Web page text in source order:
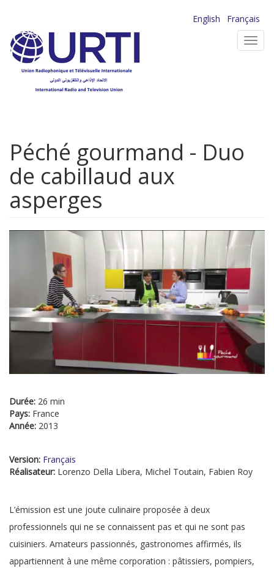
contenu
principal
English
Français
Péché gourmand - Duo
de cabillaud aux
asperges
Durée: 26 min
Pays: France
Année: 2013
Version: Français
Réalisateur: Lorenzo Della Libera, Michel Toutain, Fabien Roy
L’émission est une joute culinaire proposée à deux
professionnels qui ne se connaissent pas et qui ne sont pas
cuisiniers. Amateurs passionnés, gastronomes affirmés, ils
appartiennent à une même corporation : pâtissiers, pompiers,